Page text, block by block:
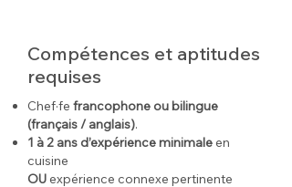
Compétences et aptitudes
requises
Chef·fe francophone ou bilingue
(français / anglais).
1 à 2 ans d’expérience minimale en
cuisine
OU expérience connexe pertinente